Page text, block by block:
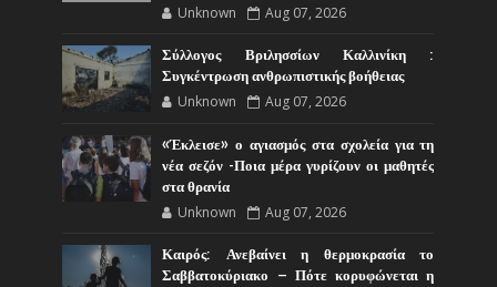
Unknown Aug 07, 2026
Σύλλογος Βριλησσίων Καλλινίκη :
Συγκέντρωση ανθρωπιστικής βοήθειας
Unknown Aug 07, 2026
«Έκλεισε» ο αγιασμός στα σχολεία για τη
νέα σεζόν -Ποια μέρα γυρίζουν οι μαθητές
στα θρανία
Unknown Aug 07, 2026
Καιρός: Ανεβαίνει η θερμοκρασία το
Σαββατοκύριακο – Πότε κορυφώνεται η